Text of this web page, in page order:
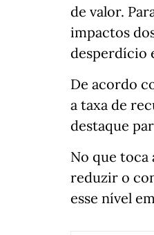
de valor.
impactos
desperdício
De acordo
a taxa de
destaque
No que toca
reduzir o
esse nível